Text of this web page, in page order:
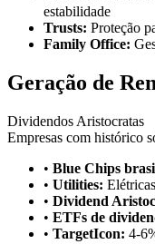
estabilidade
Trusts: Proteção
Family Office:
Geração de
Dividendos Aristocratas
Empresas com histórico
• Blue Chips
• Utilities:
• Dividend
• ETFs de
• TargetIcon: 4-